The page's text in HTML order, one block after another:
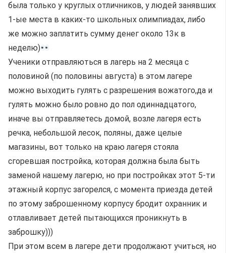
была только у круглых отличников, у людей занявших
1-ые места в каких-то школьных олимпиадах, либо
же можно заплатить сумму денег около 13к в
неделю)
Ученики отправляються в лагерь на 2 месяца с
половиной (по половины августа) в этом лагере
можно выходить гулять с разрешения вожатого,да и
гулять можно было ровно до пол одиннадцатого,
иначе вы отправляетесь домой, возле лагеря есть
речка, небольшой лесок, поляны, даже целые
магазины, вот только на краю лагеря стояла
сгоревшая постройка, которая должна была быть
заменой нашему лагерю, но при постройках этот 5-ти
этажный корпус загорелся, с момента приезда детей
по этому заброшенному корпусу бродит охранник и
отлавливает детей пытающихся проникнуть в
заброшку)))
При этом всем в лагере дети продолжают учиться, но